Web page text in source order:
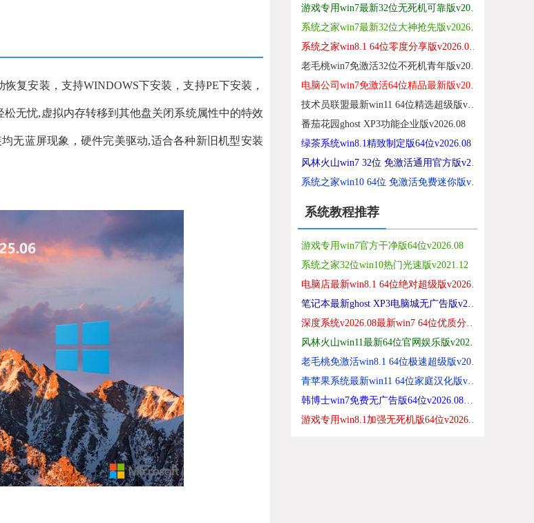
复安装，支持WINDOWS下安装，支持PE下安装，
无忧,虚拟内存转移到其他盘关闭系统属性中的特效
无蓝屏现象，硬件完美驱动,适合各种新旧机型安装
游戏专用win7最新32位无死机可靠版v2026.08
系统之家win7最新32位大神抢先版v2026.08
系统之家win8.1 64位零度分享版v2026.08免激活
老毛桃win7免激活32位不死机青年版v2026.08
电脑公司win7免激活64位精品最新版v2021.12
技术员联盟最新win11 64位精选超级版v2026.08
番茄花园ghost XP3功能企业版v2026.08
绿茶系统win8.1精致制定版64位v2026.08
风林火山win7 32位 免激活通用官方版v2026.08
系统之家win10 64位 免激活免费迷你版v2026.08
系统教程推荐
游戏专用win7官方干净版64位v2026.08
系统之家32位win10热门光速版v2021.12
电脑店最新win8.1 64位绝对超级版v2026.08
笔记本最新ghost XP3电脑城无广告版v2026.08
深度系统v2026.08最新win7 64位优质分享版
风林火山win11最新64位官网娱乐版v2026.08
老毛桃免激活win8.1 64位极速超级版v2026.08
青苹果系统最新win11 64位家庭汉化版v2026.08
韩博士win7免费无广告版64位v2026.08免激活
游戏专用win8.1加强无死机版64位v2026.08免激活